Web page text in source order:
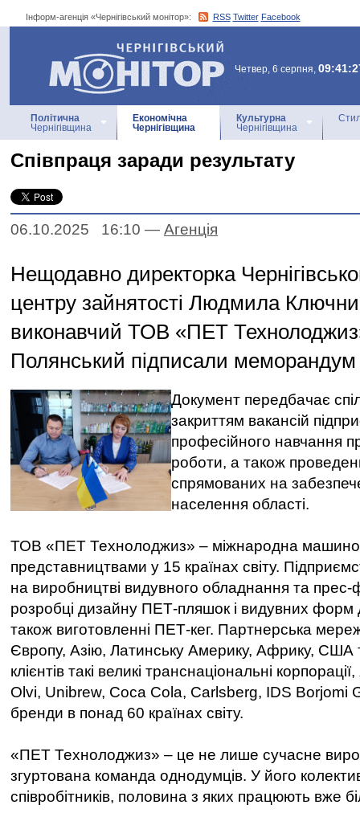
Інформ-агенція «Чернігівський монітор»: RSS Twitter Facebook
Інформ-агенція
«Чернігівський монітор»
Четвер, 6 серпня,
Політична
Чернігівщина
Економічна
Чернігівщина
Культурна
Чернігівщина
Співпраця заради результату
06.10.2025 16:10 — Агенцiя
Нещодавно директорка
центру зайнятості Людмила
виконавчий ТОВ «ПЕТ
Полянський підписали
Документ передбачає
закриттям вакансій
професійного навчання
роботи, а також
спрямованих на
населення області.
ТОВ «ПЕТ Технолоджиз» – міжнародна
представництвами у 15 країнах світу.
на виробництві видувного обладнання та
розробці дизайну ПЕТ-пляшок і видувних форм
також виготовленні ПЕТ-кег. Партнерська
Європу, Азію, Латинську Америку, Африку, США
клієнтів такі великі транснаціональні
Olvi, Unibrew, Coca Cola, Carlsberg, IDS Borjomi
бренди в понад 60 країнах світу.
«ПЕТ Технолоджиз» – це не лише сучасне
згуртована команда однодумців. У його
співробітників, половина з яких працюють вже